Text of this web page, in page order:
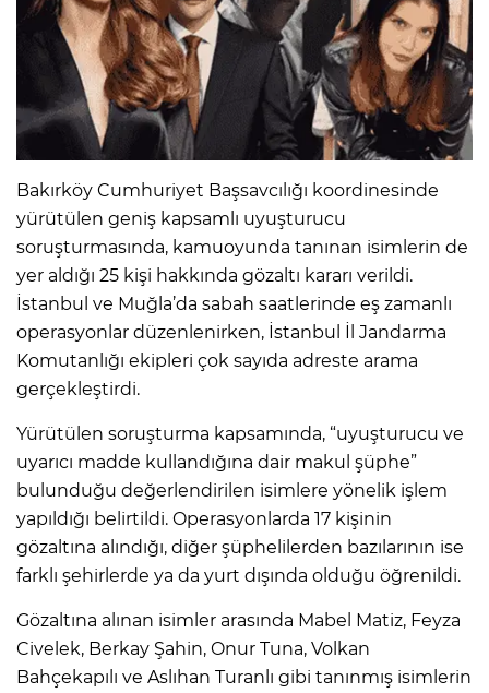
Bakırköy Cumhuriyet Başsavcılığı koordinesinde
yürütülen geniş kapsamlı uyuşturucu
soruşturmasında, kamuoyunda tanınan isimlerin de
yer aldığı 25 kişi hakkında gözaltı kararı verildi.
İstanbul ve Muğla’da sabah saatlerinde eş zamanlı
operasyonlar düzenlenirken, İstanbul İl Jandarma
Komutanlığı ekipleri çok sayıda adreste arama
gerçekleştirdi.
Yürütülen soruşturma kapsamında, “uyuşturucu ve
uyarıcı madde kullandığına dair makul şüphe”
bulunduğu değerlendirilen isimlere yönelik işlem
yapıldığı belirtildi. Operasyonlarda 17 kişinin
gözaltına alındığı, diğer şüphelilerden bazılarının ise
farklı şehirlerde ya da yurt dışında olduğu öğrenildi.
Gözaltına alınan isimler arasında Mabel Matiz, Feyza
Civelek, Berkay Şahin, Onur Tuna, Volkan
Bahçekapılı ve Aslıhan Turanlı gibi tanınmış isimlerin